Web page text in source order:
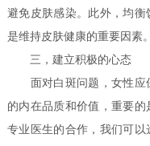
避免皮肤感染。此外，均
是维持皮肤健康的重要因素。
三，建立积极的心态
面对白斑问题，女性应
的内在品质和价值，重要
专业医生的合作，我们可